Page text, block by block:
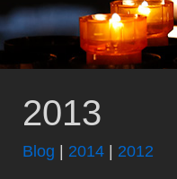
2013
Blog 2014 2012